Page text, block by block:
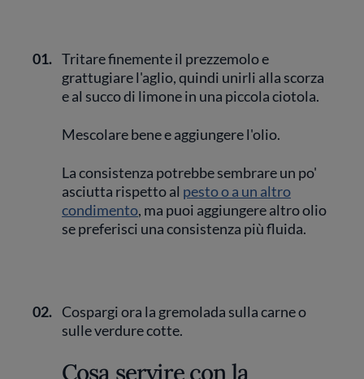
01. Tritare finemente il prezzemolo e
grattugiare l'aglio, quindi unirli alla scorza
e al succo di limone in una piccola ciotola.
Mescolare bene e aggiungere l'olio.
La consistenza potrebbe sembrare un po'
asciutta rispetto al pesto o a un altro
condimento, ma puoi aggiungere altro olio
se preferisci una consistenza più fluida.
02. Cospargi ora la gremolada sulla carne o
sulle verdure cotte.
Cosa servire con la